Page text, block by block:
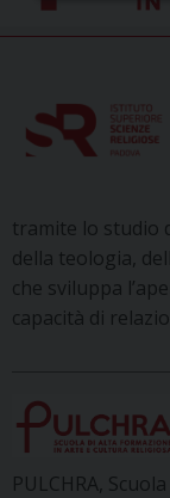
tramite lo studio
della teologia,
che sviluppa
capacità di
PULCHRA,